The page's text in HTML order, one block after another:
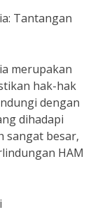
Tantangan
merupakan
hak-hak
dengan
dihadapi
sangat besar,
HAM